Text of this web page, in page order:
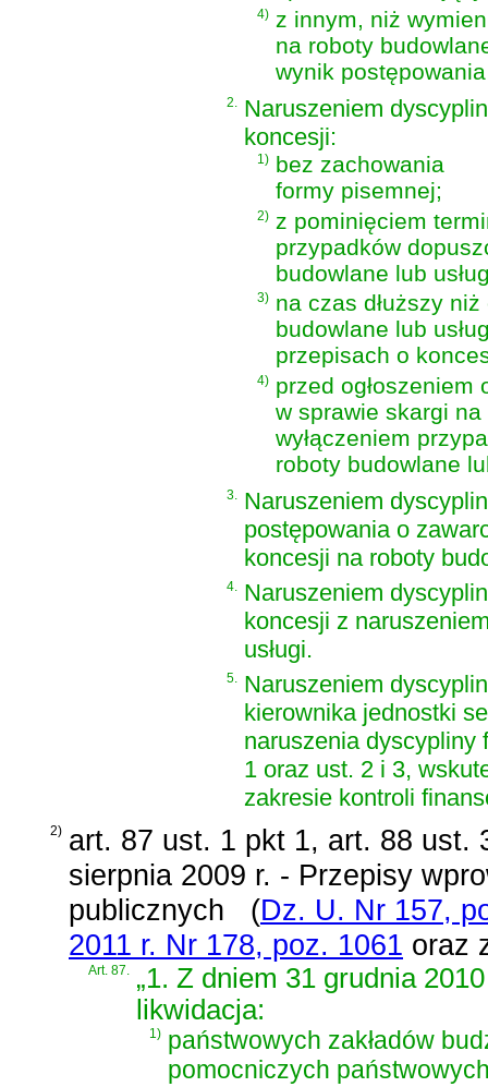
4) z innym, niż
na roboty
wynik
2. Naruszeniem
koncesji:
1) bez zachowania
formy pisemnej;
2) z pominięciem
przypadków
budowlane lub
3) na czas dłuższy
budowlane lub
przepisach o
4) przed
w sprawie skargi
wyłączeniem
roboty budowlane
3. Naruszeniem
postępowania o
koncesji na roboty
4. Naruszeniem
koncesji z
usługi.
5. Naruszeniem
kierownika jednostki
naruszenia dyscypliny
1 oraz ust. 2 i 3,
zakresie kontroli
2) art. 87 ust. 1 pkt 1, art. 88 ust.
sierpnia 2009 r. - Przepisy
publicznych
(Dz. U. Nr 157,
2011 r. Nr 178, poz. 1061 oraz
Art. 87. „1. Z dniem 31 grudnia
likwidacja:
1) państwowych zakładów
pomocniczych